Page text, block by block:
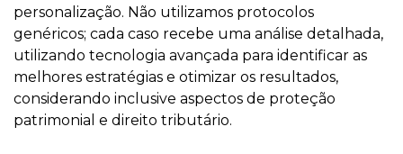
personalização. Não utilizamos protocolos
genéricos; cada caso recebe uma análise detalhada,
utilizando tecnologia avançada para identificar as
melhores estratégias e otimizar os resultados,
considerando inclusive aspectos de proteção
patrimonial e direito tributário.